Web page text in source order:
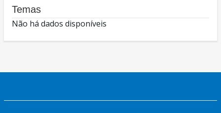
Temas
Não há dados disponíveis